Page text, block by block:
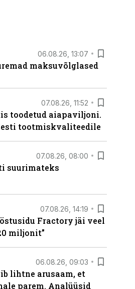
06.08.26, 13:07
maksuvõlglased
07.08.26, 11:52
toodetud aiapaviljoni.
tootmiskvaliteedile
07.08.26, 08:00
suurimateks
07.08.26, 14:19
Fractory jäi veel
miljonit”
06.08.26, 09:03
lihtne arusaam, et
parem. Analüüsid